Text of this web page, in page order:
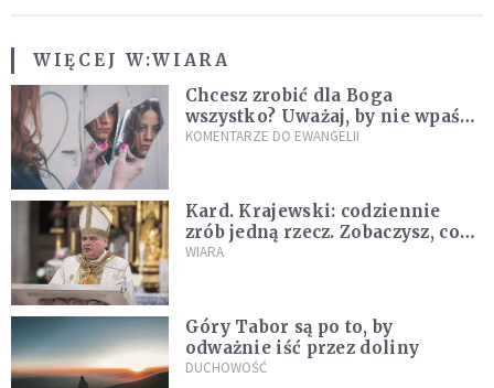
WIĘCEJ W:WIARA
Chcesz zrobić dla Boga
wszystko? Uważaj, by nie wpaść
w groźną pułapkę
KOMENTARZE DO EWANGELII
Kard. Krajewski: codziennie
zrób jedną rzecz. Zobaczysz, co
stanie się z twoim życiem
WIARA
Góry Tabor są po to, by
odważnie iść przez doliny
DUCHOWOŚĆ